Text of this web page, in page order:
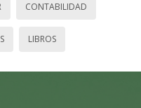
CONTABILIDAD
LIBROS